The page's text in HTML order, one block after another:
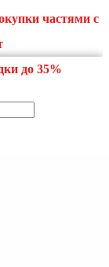
частями с
до 35%